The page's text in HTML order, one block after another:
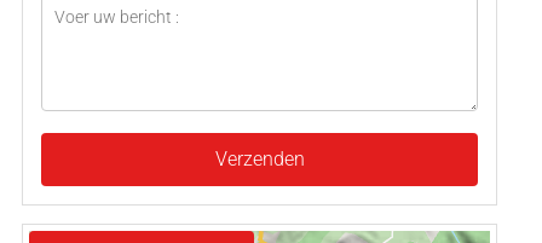
Verzenden